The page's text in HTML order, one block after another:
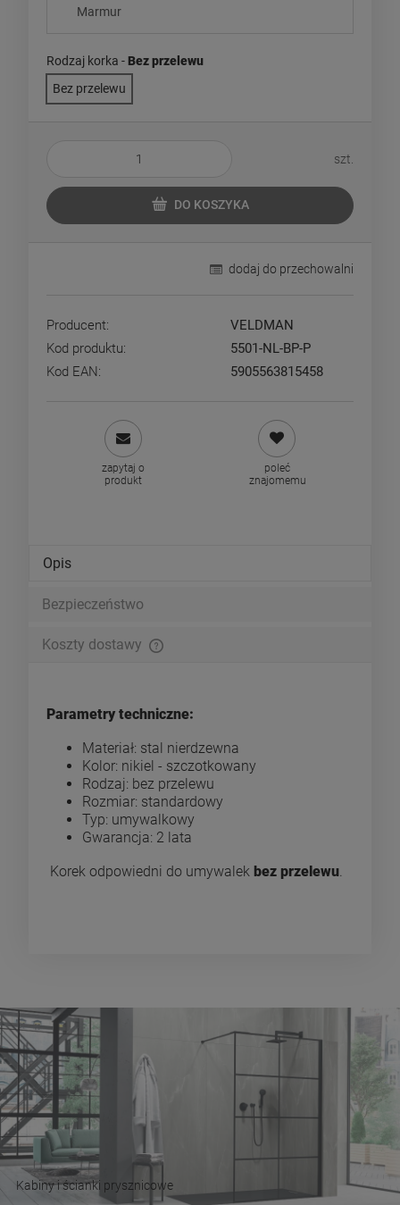
Marmur
Rodzaj korka -Bez przelewu
Bez przelewu
szt.
DO KOSZYKA
dodaj do przechowalni
Producent:
VELDMAN
Kod produktu:
5501-NL-BP-P
Kod EAN:
5905563815458
zapytaj o
produkt
poleć
znajomemu
Opis
Bezpieczeństwo
Koszty dostawy
Parametry techniczne:
Materiał: stal nierdzewna
Kolor: nikiel - szczotkowany
Rodzaj: bez przelewu
Rozmiar: standardowy
Typ: umywalkowy
Gwarancja: 2 lata
Korek odpowiedni do umywalek bez przelewu
Kabiny i ścianki prysznicowe